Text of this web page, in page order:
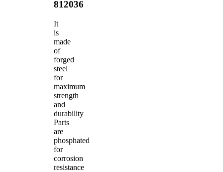
812036
It
is
made
of
forged
steel
for
maximum
strength
and
durability
Parts
are
phosphated
for
corrosion
resistance